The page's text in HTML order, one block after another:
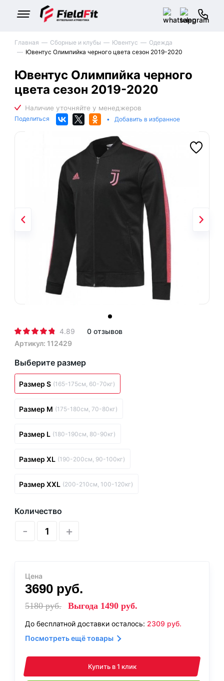
Главная Сборные и клубы Ювентус
Одежда
Ювентус Олимпийка черного цвета сезон 2019-2020
Ювентус Олимпийка черного
цвета сезон 2019-2020
Поделиться • Добавить в избранное
4.89
0 отзывов
Артикул: 112429
Выберите размер
Размер S (165-175см, 60-70кг)
Размер M (175-180см, 70-80кг)
Размер L (180-190см, 80-90кг)
Размер XL (190-200см, 90-100кг)
Размер XXL (200-210см, 100-120кг)
Количество
- +
Цена
3690 руб.
5180руб. Выгода 1490 руб.
До бесплатной доставки осталось: 2309 руб.
Посмотреть ещё товары
Купить в 1 клик